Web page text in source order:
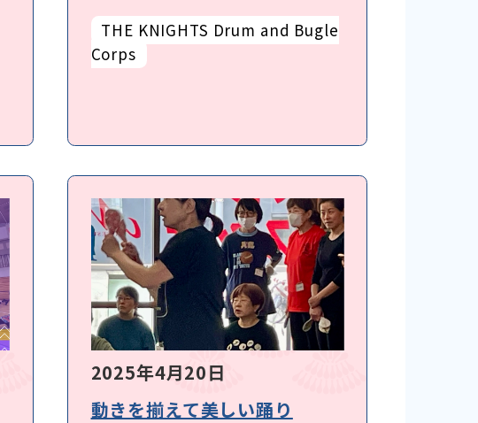
THE KNIGHTS Drum and Bugle
Corps
2025年4月20日
動きを揃えて美しい踊り